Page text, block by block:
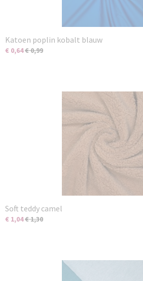
Katoen poplin kobalt blauw
€ 0,64€ 0,99
Soft teddy camel
€ 1,04€ 1,30